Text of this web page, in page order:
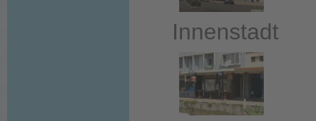
Innenstadt